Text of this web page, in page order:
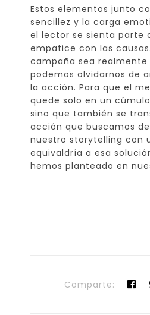
Estos elementos junto
sencillez y la carga
el lector se sienta parte
empatice con las
campaña sea
podemos olvidarnos de
la acción. Para que el
quede solo en un
sino que también se
acción que buscamos
nuestro storytelling con
equivaldría a esa
hemos planteado en
Comparte: